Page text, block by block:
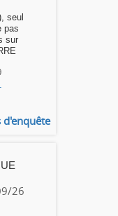
seul
pas
sur
d'enquête
26